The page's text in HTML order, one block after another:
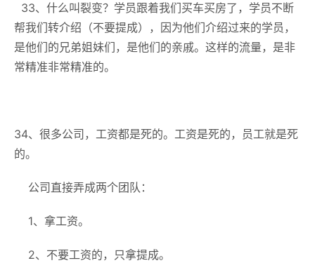
33、什么叫裂变？学员跟着我们买车买房了，学员不断
帮我们转介绍（不要提成），因为他们介绍过来的学员，
是他们的兄弟姐妹们，是他们的亲戚。这样的流量，是非
常精准非常精准的。
34、很多公司，工资都是死的。工资是死的，员工就是死
的。
公司直接弄成两个团队：
1、拿工资。
2、不要工资的，只拿提成。